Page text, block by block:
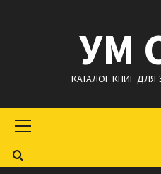
УМ
КАТАЛОГ КНИГ
меню